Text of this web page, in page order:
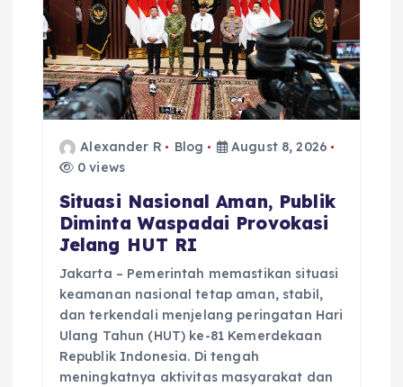
Alexander R Blog
August 8, 2026
0 views
Situasi Nasional Aman, Publik
Diminta Waspadai Provokasi
Jelang HUT RI
Jakarta – Pemerintah memastikan situasi
keamanan nasional tetap aman, stabil,
dan terkendali menjelang peringatan Hari
Ulang Tahun (HUT) ke-81 Kemerdekaan
Republik Indonesia. Di tengah
meningkatnya aktivitas masyarakat dan